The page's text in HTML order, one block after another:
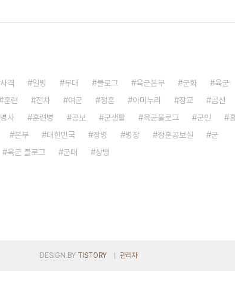
사격 일병 부대 블로그 육군본부 군화
육군
훈련 전차 여군 정훈 아미누리 장교
곰신
병사 훈련병 공보 군생활 육군블로그 군인
본부 대한민국 장병 병장 정훈공보실
군
육군 블로그 군대 상병
DESIGN BY TISTORY 관리자